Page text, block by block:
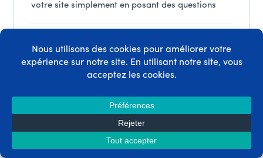
votre site simplement en posant des questions
WordPress (et pourquoi vous devriez le faire)
au trafic généré par Google. Puis il a créé
quelque chose que Google ne pouvait pas égaler.